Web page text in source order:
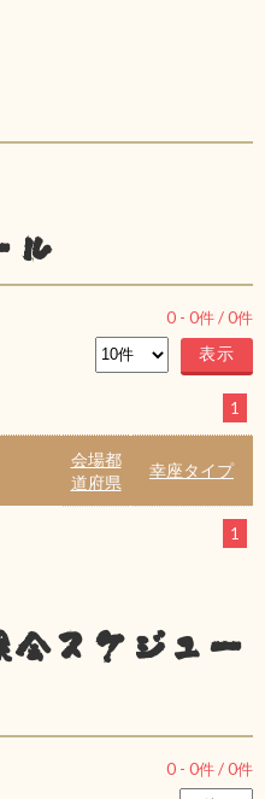
ル
0 - 0件 /0件
1
会場都
道府県
幸座タイプ
1
会スケジュー
0 - 0件 /0件